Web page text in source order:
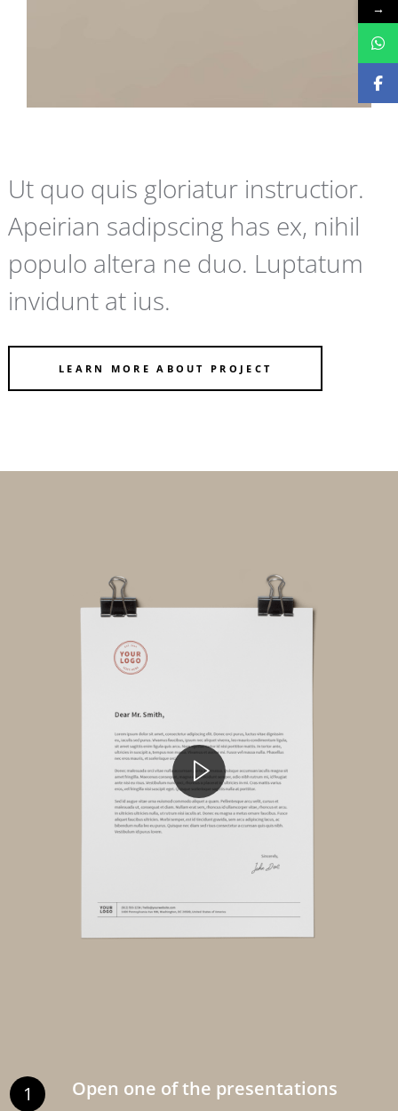
Ut quo quis gloriatur instructior.
Apeirian sadipscing has ex, nihil
populo altera ne duo. Luptatum
invidunt at ius.
LEARN MORE ABOUT PROJECT
1 Open one of the presentations
→